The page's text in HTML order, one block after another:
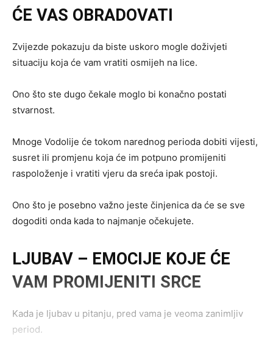
ĆE VAS OBRADOVATI
Zvijezde pokazuju da biste uskoro mogle doživjeti
situaciju koja će vam vratiti osmijeh na lice.
Ono što ste dugo čekale moglo bi konačno postati
stvarnost.
Mnoge Vodolije će tokom narednog perioda dobiti vijesti,
susret ili promjenu koja će im potpuno promijeniti
raspoloženje i vratiti vjeru da sreća ipak postoji.
Ono što je posebno važno jeste činjenica da će se sve
dogoditi onda kada to najmanje očekujete.
LJUBAV – EMOCIJE KOJE ĆE
VAM PROMIJENITI SRCE
Kada je ljubav u pitanju, pred vama je veoma zanimljiv
period.